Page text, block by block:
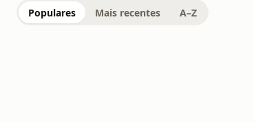
Populares Mais recentes A–Z